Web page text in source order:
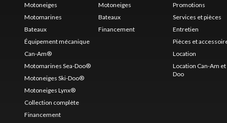
Motoneiges
Motomarines
Bateaux
Équipement mécanique
Can-Am®
Motomarines Sea-Doo®
Motoneiges Ski-Doo®
Motoneiges Lynx®
Collection complète
Financement
Motoneiges
Bateaux
Financement
Promotions
Services et pièces
Entretien
Pièces et
Location
Location Can-Am et
Doo